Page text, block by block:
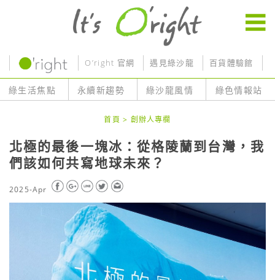
O’right 官網 遇見綠沙龍 百貨體驗館
綠生活焦點 永續新趨勢 綠沙龍風情 綠色情報站
首頁 > 創辦人專欄
北極的最後一塊冰：從格陵蘭到台灣，我
們該如何共寫地球未來？
2025-Apr